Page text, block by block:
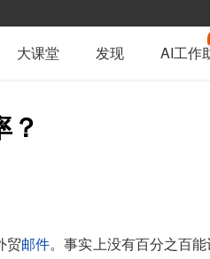
大课堂 发现 AI工作
？
贸邮件。事实上没有百分之百